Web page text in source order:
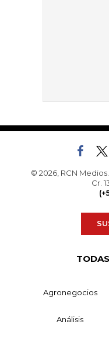
© 2026, RCN
Cr.
Agronegocios
Análisis